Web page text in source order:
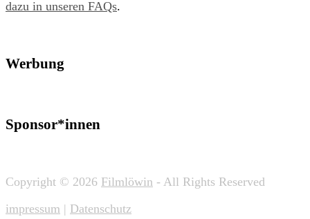
dazu in unseren FAQs.
Werbung
Sponsor*innen
Copyright © 2026 Filmlöwin - All Rights Reserved
impressum | Datenschutz